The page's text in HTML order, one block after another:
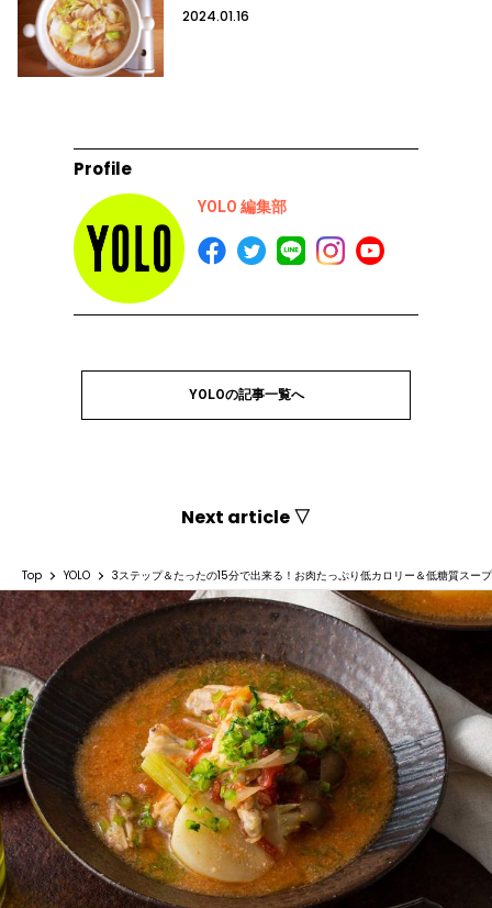
2024.01.16
Profile
YOLO 編集部
YOLOの記事一覧へ
Next article ▽
Top YOLO 3ステップ＆たったの15分で出来る！お肉たっぷり低カロリー＆低糖質スープ